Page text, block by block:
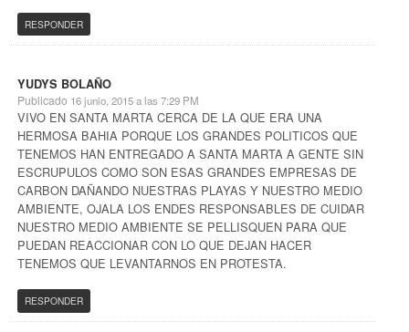
RESPONDER
YUDYS BOLAÑO
Publicado 16 junio, 2015 a las 7:29 PM
VIVO EN SANTA MARTA CERCA DE LA QUE ERA UNA
HERMOSA BAHIA PORQUE LOS GRANDES POLITICOS QUE
TENEMOS HAN ENTREGADO A SANTA MARTA A GENTE SIN
ESCRUPULOS COMO SON ESAS GRANDES EMPRESAS DE
CARBON DAÑANDO NUESTRAS PLAYAS Y NUESTRO MEDIO
AMBIENTE, OJALA LOS ENDES RESPONSABLES DE CUIDAR
NUESTRO MEDIO AMBIENTE SE PELLISQUEN PARA QUE
PUEDAN REACCIONAR CON LO QUE DEJAN HACER
TENEMOS QUE LEVANTARNOS EN PROTESTA.
RESPONDER